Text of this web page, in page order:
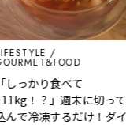
り食べて
？」週末に切って煮
凍するだけ！ダイエ